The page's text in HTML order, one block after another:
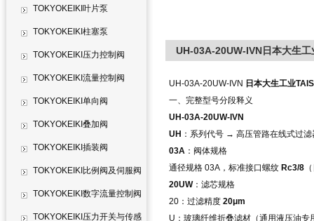
TOKYOKEIKI叶片泵
TOKYOKEIKI柱塞泵
TOKYOKEIKI压力控制阀
TOKYOKEIKI流量控制阀
TOKYOKEIKI单向阀
TOKYOKEIKI叠加阀
TOKYOKEIKI插装阀
TOKYOKEIKI比例阀及伺服阀
TOKYOKEIKI数字流量控制阀
TOKYOKEIKI压力开关与传感
UH-03A-20UW-IVN日本大生
UH-03A-20UW-IVN 日本大生工业
一、完整型号分段释义
UH-03A-20UW-IVN
UH ：系列代号 → 高压管路在线式过
03A ：阀体规格
通径规格 03A，标准接口螺纹 Rc3/8
20UW：滤芯规格
20：过滤精度 20μm
U：玻璃纤维折叠滤材（通用液压油专